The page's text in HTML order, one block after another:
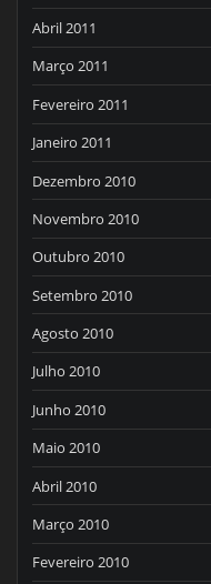
Abril 2011
Março 2011
Fevereiro 2011
Janeiro 2011
Dezembro 2010
Novembro 2010
Outubro 2010
Setembro 2010
Agosto 2010
Julho 2010
Junho 2010
Maio 2010
Abril 2010
Março 2010
Fevereiro 2010